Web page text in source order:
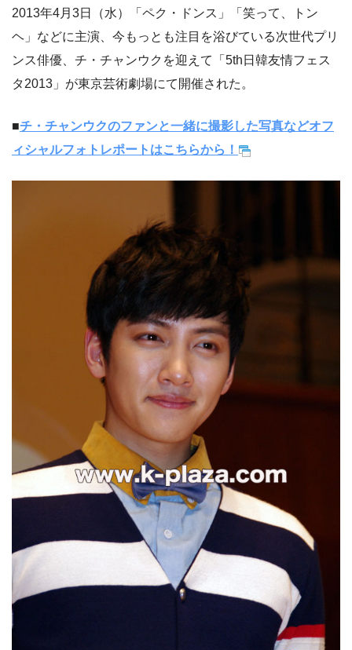
2013年4月3日（水）「ペク・ドンス」「笑って、トン
ヘ」などに主演、今もっとも注目を浴びている次世代プリ
ンス俳優、チ・チャンウクを迎えて「5th日韓友情フェス
タ2013」が東京芸術劇場にて開催された。
■チ・チャンウクのファンと一緒に撮影した写真などオフ
ィシャルフォトレポートはこちらから！